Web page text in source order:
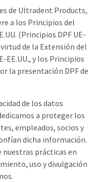
de Ultradent Products,
a los Principios del
(Principios DPF UE-
de la Extensión del
EE.UU., y los Principios
la presentación DPF de
de los datos
a proteger los
empleados, socios y
dicha información.
nuestras prácticas en
uso y divulgación